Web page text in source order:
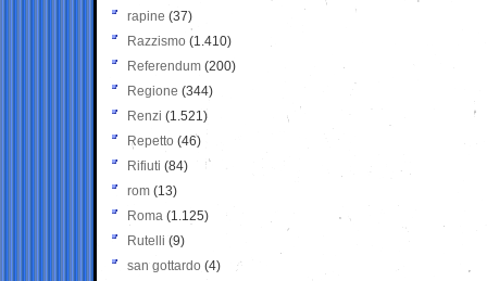
rapine (37)
Razzismo (1.410)
Referendum (200)
Regione (344)
Renzi (1.521)
Repetto (46)
Rifiuti (84)
rom (13)
Roma (1.125)
Rutelli (9)
san gottardo (4)